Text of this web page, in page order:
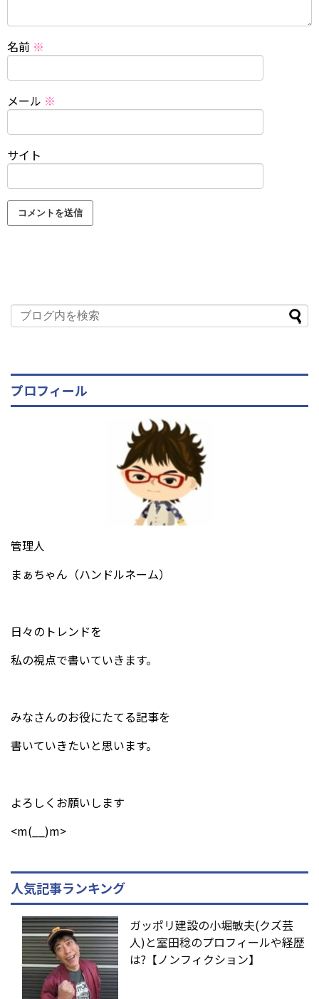
名前 ※
メール ※
サイト
プロフィール
管理人
まぁちゃん（ハンドルネーム）
日々のトレンドを
私の視点で書いていきます。
みなさんのお役にたてる記事を
書いていきたいと思います。
よろしくお願いします
<m(__)m>
人気記事ランキング
ガッポリ建設の小堀敏夫(クズ芸
人)と室田稔のプロフィールや経歴
は?【ノンフィクション】